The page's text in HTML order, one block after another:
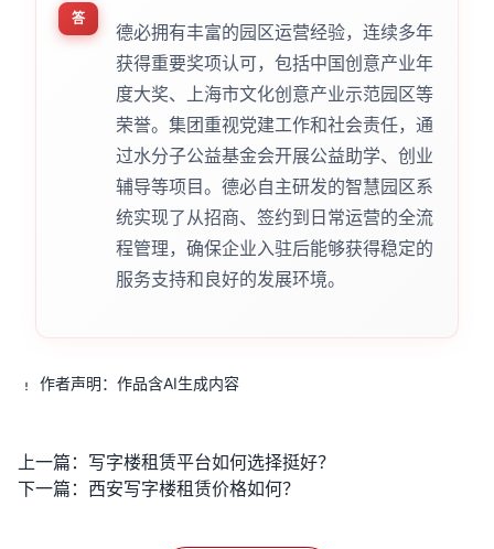
答
德必拥有丰富的园区运营经验，连续多年
获得重要奖项认可，包括中国创意产业年
度大奖、上海市文化创意产业示范园区等
荣誉。集团重视党建工作和社会责任，通
过水分子公益基金会开展公益助学、创业
辅导等项目。德必自主研发的智慧园区系
统实现了从招商、签约到日常运营的全流
程管理，确保企业入驻后能够获得稳定的
服务支持和良好的发展环境。
作者声明：作品含AI生成内容
上一篇： 写字楼租赁平台如何选择挺好？
下一篇： 西安写字楼租赁价格如何？